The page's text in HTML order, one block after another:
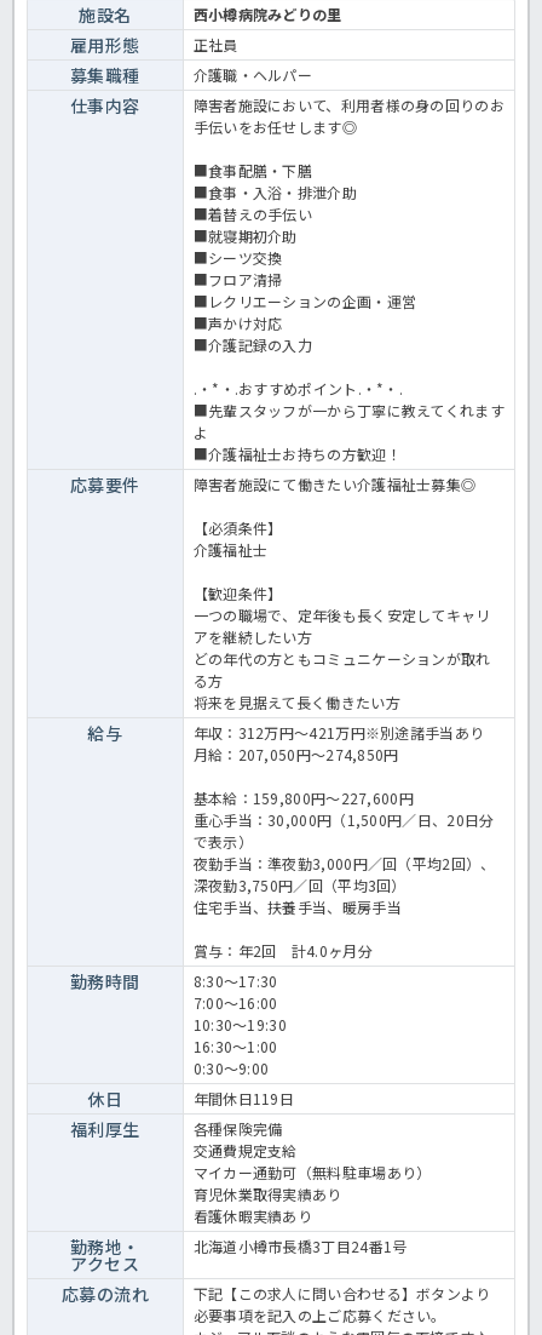
施設名 西小樽病院みどりの里
雇用形態 正社員
募集職種 介護職・ヘルパー
仕事内容
障害者施設において、利用者様の身の回りのお
手伝いをお任せします◎
■食事配膳・下膳
■食事・入浴・排泄介助
■着替えの手伝い
■就寝期初介助
■シーツ交換
■フロア清掃
■レクリエーションの企画・運営
■声かけ対応
■介護記録の入力
.・*・.おすすめポイント.・*・.
■先輩スタッフが一から丁寧に教えてくれます
よ
■介護福祉士お持ちの方歓迎！
応募要件 障害者施設にて働きたい介護福祉士募集◎
【必須条件】
介護福祉士
【歓迎条件】
一つの職場で、定年後も長く安定してキャリ
アを継続したい方
どの年代の方ともコミュニケーションが取れ
る方
将来を見据えて長く働きたい方
給与
年収：312万円～421万円※別途諸手当あり
月給：207,050円～274,850円
基本給：159,800円～227,600円
重心手当：30,000円（1,500円／日、20日分
で表示）
夜勤手当：準夜勤3,000円／回（平均2回）、
深夜勤3,750円／回（平均3回）
住宅手当、扶養手当、暖房手当
賞与：年2回 計4.0ヶ月分
勤務時間
8:30～17:30
7:00～16:00
10:30～19:30
16:30～1:00
0:30～9:00
休日 年間休日119日
福利厚生
各種保険完備
交通費規定支給
マイカー通勤可（無料駐車場あり）
育児休業取得実績あり
看護休暇実績あり
勤務地・
アクセス
北海道小樽市長橋3丁目24番1号
応募の流れ
下記【この求人に問い合わせる】ボタンより
必要事項を記入の上ご応募ください。